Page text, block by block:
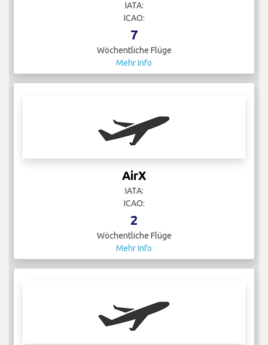
IATA:
ICAO:
7
Wöchentliche Flüge
Mehr Info
AirX
IATA:
ICAO:
2
Wöchentliche Flüge
Mehr Info